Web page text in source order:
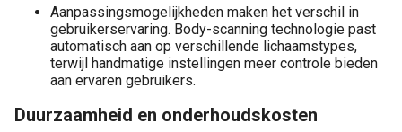
Aanpassingsmogelijkheden maken het verschil in
gebruikerservaring. Body-scanning technologie past
automatisch aan op verschillende lichaamstypes,
terwijl handmatige instellingen meer controle bieden
aan ervaren gebruikers.
Duurzaamheid en onderhoudskosten